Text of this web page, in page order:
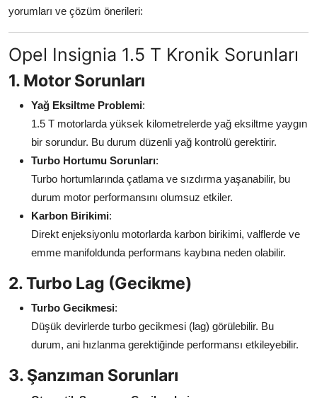
Aydınlatma & Görüş
Şanzıman & Aktarma
Dizel Sistemler
Multimedya & Elektronik
yorumları ve çözüm önerileri:
Opel Insignia 1.5 T Kronik Sorunları
1. Motor Sorunları
Yağ Eksiltme Problemi:
1.5 T motorlarda yüksek kilometrelerde yağ eksiltme yaygın
bir sorundur. Bu durum düzenli yağ kontrolü gerektirir.
Turbo Hortumu Sorunları:
Turbo hortumlarında çatlama ve sızdırma yaşanabilir, bu
durum motor performansını olumsuz etkiler.
Karbon Birikimi:
Direkt enjeksiyonlu motorlarda karbon birikimi, valflerde ve
emme manifoldunda performans kaybına neden olabilir.
2. Turbo Lag (Gecikme)
Turbo Gecikmesi:
Düşük devirlerde turbo gecikmesi (lag) görülebilir. Bu
durum, ani hızlanma gerektiğinde performansı etkileyebilir.
3. Şanzıman Sorunları